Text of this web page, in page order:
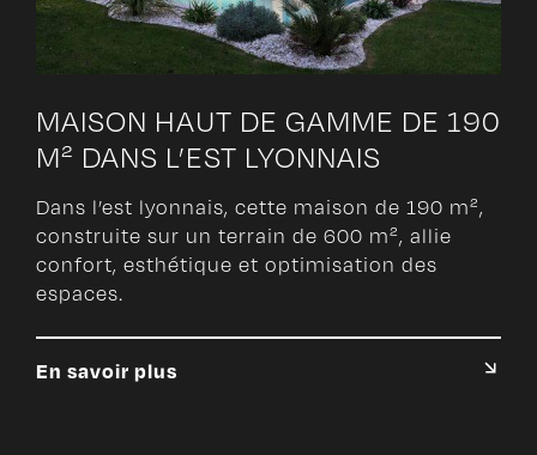
MAISON HAUT DE GAMME DE 190
M² DANS L’EST LYONNAIS
Dans l’est lyonnais, cette maison de 190 m²,
construite sur un terrain de 600 m², allie
confort, esthétique et optimisation des
espaces.
En savoir plus